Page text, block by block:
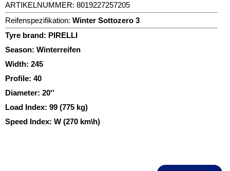
ARTIKELNUMMER: 8019227257205
Reifenspezifikation: Winter Sottozero 3
Tyre brand: PIRELLI
Season: Winterreifen
Width: 245
Profile: 40
Diameter: 20''
Load Index: 99 (775 kg)
Speed Index: W (270 km\h)